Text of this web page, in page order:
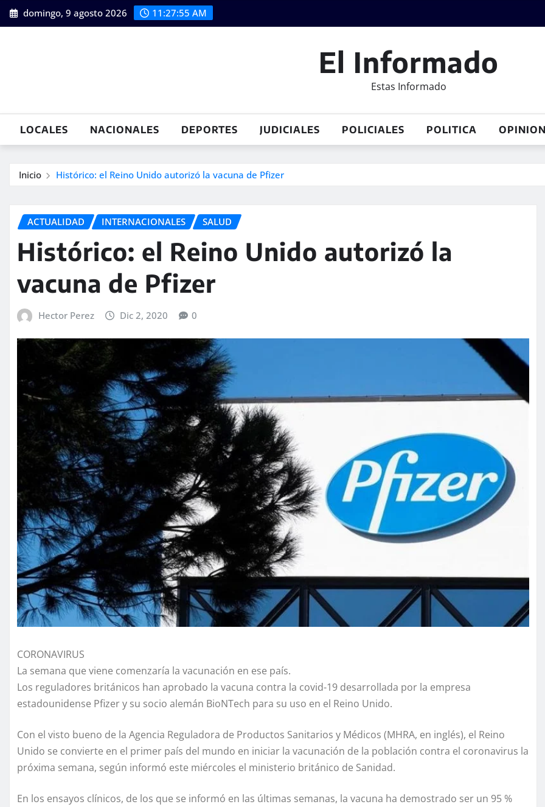
Saltar
al
domingo, 9 agosto 2026 11:27:56 AM
El Informado
Estas Informado
LOCALES NACIONALES DEPORTES JUDICIALES POLICIALES POLITICA OPINION
Inicio Histórico: el Reino Unido autorizó la vacuna de Pfizer
ACTUALIDAD INTERNACIONALES SALUD
Histórico: el Reino Unido autorizó la
vacuna de Pfizer
Hector Perez Dic 2, 2020 0
CORONAVIRUS
La semana que viene comenzaría la vacunación en ese país.
Los reguladores británicos han aprobado la vacuna contra la covid-19 desarrollada por la empresa
estadounidense Pfizer y su socio alemán BioNTech para su uso en el Reino Unido.
Con el visto bueno de la Agencia Reguladora de Productos Sanitarios y Médicos (MHRA, en inglés), el Reino
Unido se convierte en el primer país del mundo en iniciar la vacunación de la población contra el coronavirus la
próxima semana, según informó este miércoles el ministerio británico de Sanidad.
En los ensayos clínicos, de los que se informó en las últimas semanas, la vacuna ha demostrado ser un 95 %